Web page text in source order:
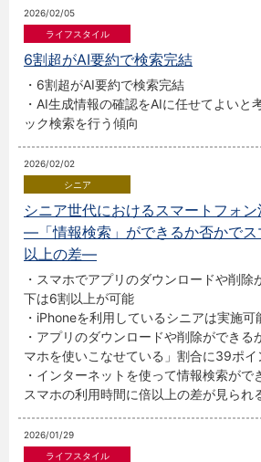
2026/02/05
6割超がAI要約で検索完結
・6割超がAI要約で検索完結
・AI生成情報の確認をAIに任せてよいと
ック検索を行う傾向
2026/02/02
シニア世代におけるスマートフォ
―「情報検索」ができるか否かでス
以上の差―
・スマホでアプリのダウンロードや削
下は6割以上が可能
・iPhoneを利用しているシニアは実施
・アプリのダウンロードや削除ができる
マホを使いこなせている」割合に39ポイ
・インターネットを使って情報検索がで
スマホの利用時間に倍以上の差が見られ
2026/01/29